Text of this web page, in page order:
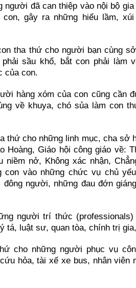
người đã can thiệp vào nội bộ
gây ra những hiểu lầm,
tha thứ cho người bạn cùng
sầu khổ, bắt con phải làm
của con.
hàng xóm của con cũng cần
về khuya, chó sủa làm con
thứ cho những linh mục, cha sở
Hoàng, Giáo hội công giáo về:
niềm nở, Không xác nhận,
con vào những chức vụ chủ
người, những đau đớn
người trí thức
tá, luật sư, quan tòa, chính trị
cho những người phục vụ
hỏa, tài xế xe bus, nhân viên